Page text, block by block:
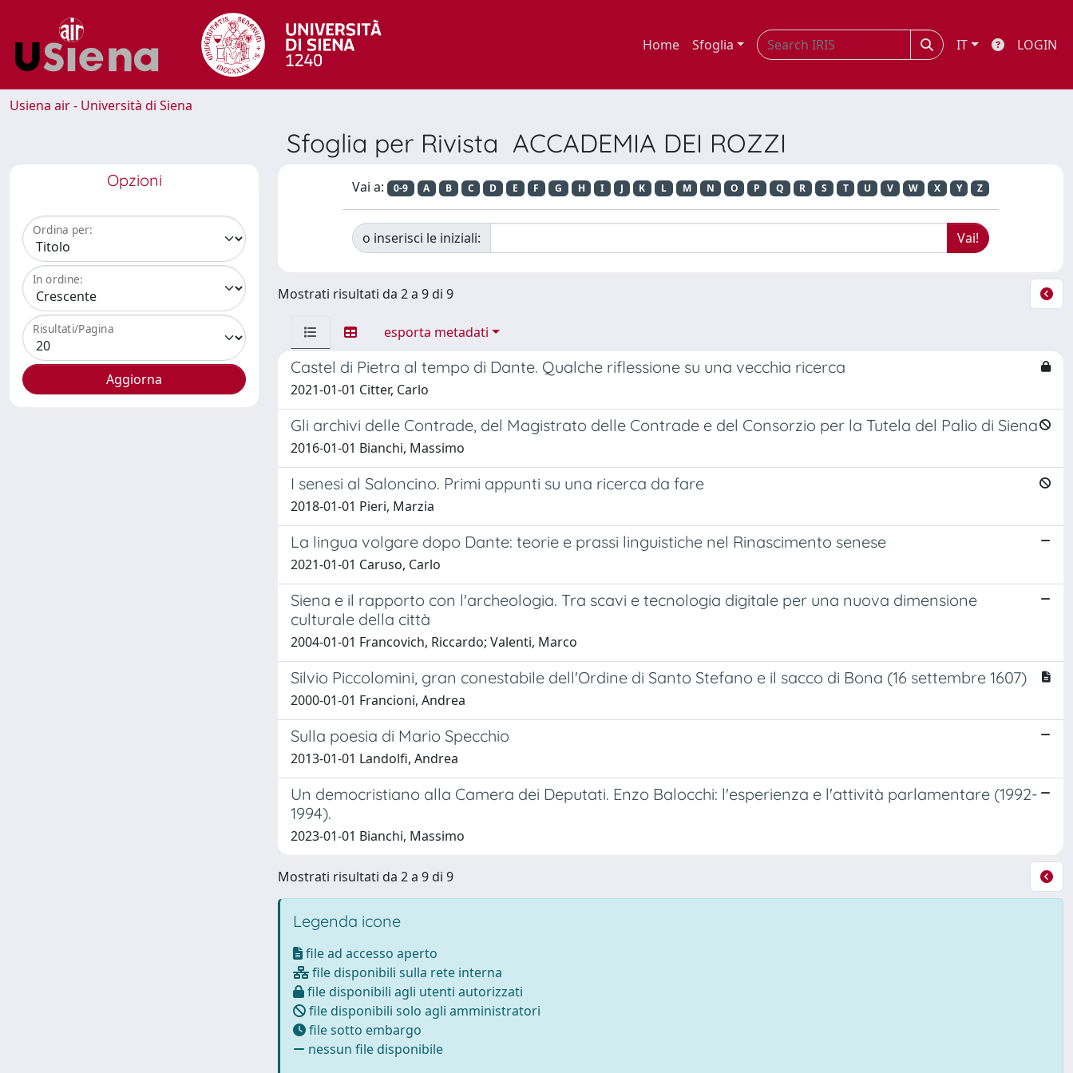
Home Sfoglia IT LOGIN
Usiena air - Università di Siena
Sfoglia per Rivista ACCADEMIA DEI ROZZI
Opzioni
Ordina per:
In ordine:
Risultati/Pagina
Vai a: 0-9 A B C D E F G H I J K L M N O P Q R S T U V W X Y Z
o inserisci le iniziali:
Mostrati risultati da 2 a 9 di 9
esporta metadati
Castel di Pietra al tempo di Dante. Qualche riflessione su una vecchia ricerca
2021-01-01 Citter, Carlo
Gli archivi delle Contrade, del Magistrato delle Contrade e del Consorzio per la Tutela del Palio di Siena
2016-01-01 Bianchi, Massimo
I senesi al Saloncino. Primi appunti su una ricerca da fare
2018-01-01 Pieri, Marzia
La lingua volgare dopo Dante: teorie e prassi linguistiche nel Rinascimento senese
2021-01-01 Caruso, Carlo
Siena e il rapporto con l'archeologia. Tra scavi e tecnologia digitale per una nuova dimensione
culturale della città
2004-01-01 Francovich, Riccardo; Valenti, Marco
Silvio Piccolomini, gran conestabile dell'Ordine di Santo Stefano e il sacco di Bona (16 settembre 1607)
2000-01-01 Francioni, Andrea
Sulla poesia di Mario Specchio
2013-01-01 Landolfi, Andrea
Un democristiano alla Camera dei Deputati. Enzo Balocchi: l'esperienza e l'attività parlamentare (1992-
1994).
2023-01-01 Bianchi, Massimo
Mostrati risultati da 2 a 9 di 9
Legenda icone
file ad accesso aperto
file disponibili sulla rete interna
file disponibili agli utenti autorizzati
file disponibili solo agli amministratori
file sotto embargo
nessun file disponibile